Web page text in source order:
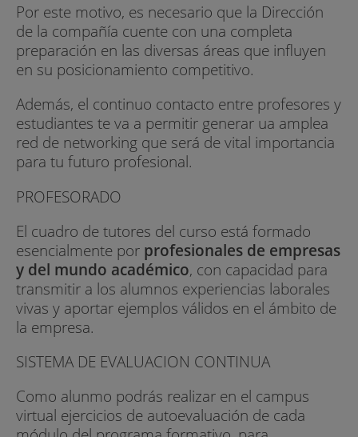
Por este motivo, es necesario que la Dirección
de la compañía cuente con una completa
preparación en las diversas áreas que influyen
en su posicionamiento competitivo.
Además, el continuo contacto entre profesores y
estudiantes te va a permitir generar ua amplea
red de networking que será de vital importancia
para tu futuro profesional.
PROFESORADO
El cuadro de tutores del curso está formado
esencialmente por profesionales de empresas
y del mundo académico, con capacidad para
transmitir a los alumnos experiencias laborales
vivas y aportar ejemplos válidos en el ámbito de
la empresa.
SISTEMA DE EVALUACION CONTINUA
Como alunmo podrás realizar en el campus
virtual ejercicios de autoevaluación de cada